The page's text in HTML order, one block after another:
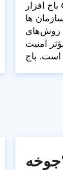
باج افزار Qepi، متعلق به خانواده STOP/Djvu،
ها
روش‌های
امنیت